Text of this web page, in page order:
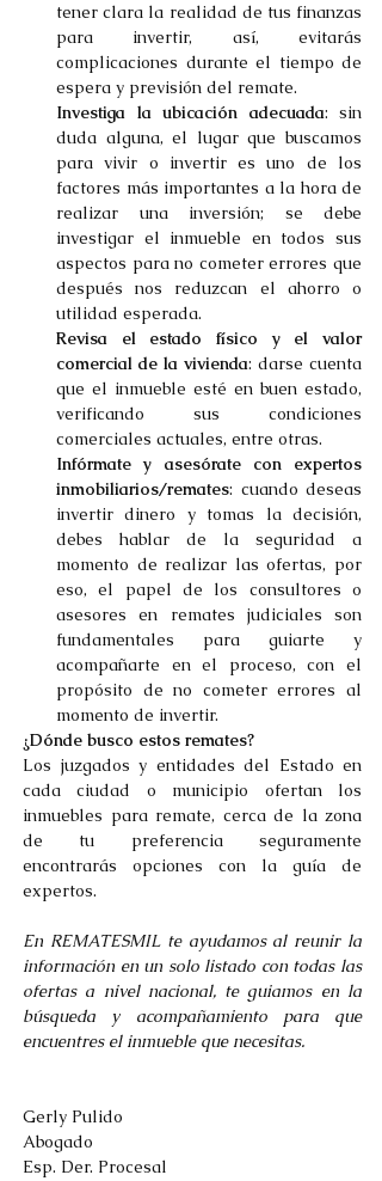
tener clara la realidad de tus finanzas
para invertir, así, evitarás
complicaciones durante el tiempo de
espera y previsión del remate.
Investiga la ubicación adecuada: sin
duda alguna, el lugar que buscamos
para vivir o invertir es uno de los
factores más importantes a la hora de
realizar una inversión; se debe
investigar el inmueble en todos sus
aspectos para no cometer errores que
después nos reduzcan el ahorro o
utilidad esperada.
Revisa el estado físico y el valor
comercial de la vivienda: darse cuenta
que el inmueble esté en buen estado,
verificando sus condiciones
comerciales actuales, entre otras.
Infórmate y asesórate con expertos
inmobiliarios/remates: cuando deseas
invertir dinero y tomas la decisión,
debes hablar de la seguridad a
momento de realizar las ofertas, por
eso, el papel de los consultores o
asesores en remates judiciales son
fundamentales para guiarte y
acompañarte en el proceso, con el
propósito de no cometer errores al
momento de invertir.
¿Dónde busco estos remates?
Los juzgados y entidades del Estado en
cada ciudad o municipio ofertan los
inmuebles para remate, cerca de la zona
de tu preferencia seguramente
encontrarás opciones con la guía de
expertos.
En REMATESMIL te ayudamos al reunir la
información en un solo listado con todas las
ofertas a nivel nacional, te guiamos en la
búsqueda y acompañamiento para que
encuentres el inmueble que necesitas.
Gerly Pulido
Abogado
Esp. Der. Procesal